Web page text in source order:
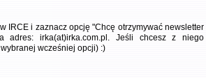
IRCE i zaznacz opcję "Chcę otrzymywać newsletter
adres: irka(at)irka.com.pl. Jeśli chcesz z niego
wcześniej opcji) :)